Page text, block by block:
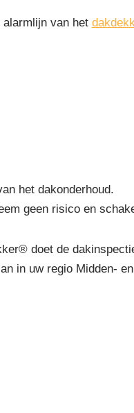
van het
het dakonderhoud.
geen risico en
doet de
in uw regio Midden-